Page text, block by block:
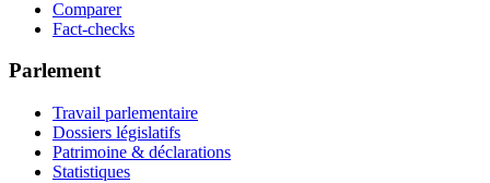
Comparer
Fact-checks
Parlement
Travail parlementaire
Dossiers législatifs
Patrimoine & déclarations
Statistiques